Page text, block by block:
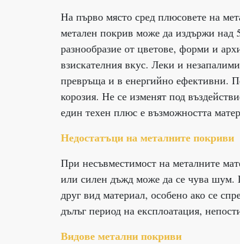
На първо място сред плюсовете на
метален покрив може да издържи над
разнообразие от цветове, форми и
взискателния вкус. Леки и
превръща и в енергийно ефективни.
корозия. Не се изменят под
един техен плюс е възможността
Недостатъци на металните покриви
При несъвместимост на металните
или силен дъжд може да се чува шум.
друг вид материал, особено ако се
дълъг период на експлоатация,
Видове метални покриви